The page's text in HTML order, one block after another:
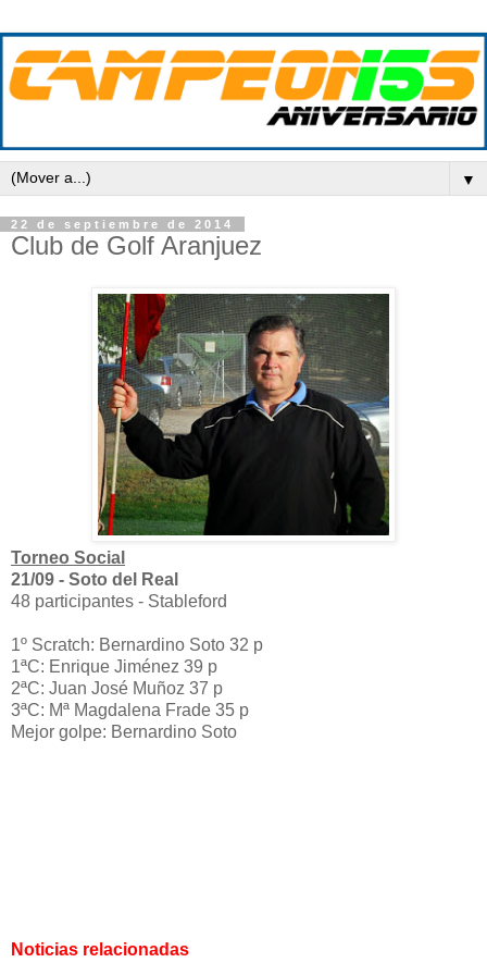
▼
22 de septiembre de 2014
Club de Golf Aranjuez
Torneo Social
21/09 - Soto del Real
48 participantes - Stableford
1º Scratch: Bernardino Soto 32 p
1ªC: Enrique Jiménez 39 p
2ªC: Juan José Muñoz 37 p
3ªC: Mª Magdalena Frade 35 p
Mejor golpe: Bernardino Soto
Noticias relacionadas